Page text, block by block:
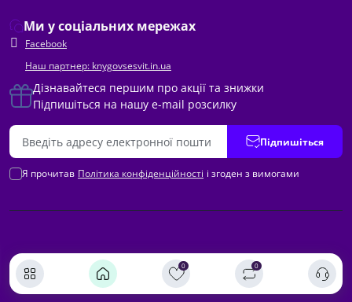
0 0
Ми у соціальних мережах
Facebook
Наш партнер: knygovsesvit.in.ua
Дізнавайтеся першим про акції та знижки
Підпишіться на нашу e-mail розсилку
Підпишіться
Я прочитав Політика конфіденційності і згоден з вимогами